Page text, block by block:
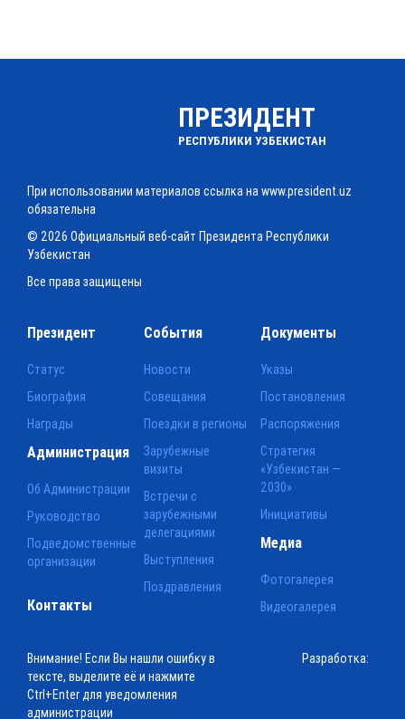
ПРЕЗИДЕНТ
РЕСПУБЛИКИ УЗБЕКИСТАН
При использовании материалов ссылка на www.president.uz
обязательна
© 2026 Официальный веб-сайт Президента Республики
Узбекистан
Все права защищены
Президент
Статус
Биография
Награды
События
Новости
Совещания
Поездки в регионы
Зарубежные
визиты
Встречи с
зарубежными
делегациями
Выступления
Поздравления
Документы
Указы
Постановления
Распоряжения
Стратегия
«Узбекистан —
2030»
Инициативы
Администрация
Об Администрации
Руководство
Подведомственные
организации
Медиа
Фотогалерея
Видеогалерея
Контакты
Внимание! Если Вы нашли ошибку в
тексте, выделите её и нажмите
Ctrl+Enter для уведомления
администрации
Разработка: